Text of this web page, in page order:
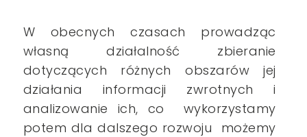
W obecnych czasach prowadząc
własną działalność zbieranie
dotyczących różnych obszarów jej
działania informacji zwrotnych i
analizowanie ich, co wykorzystamy
potem dla dalszego rozwoju możemy